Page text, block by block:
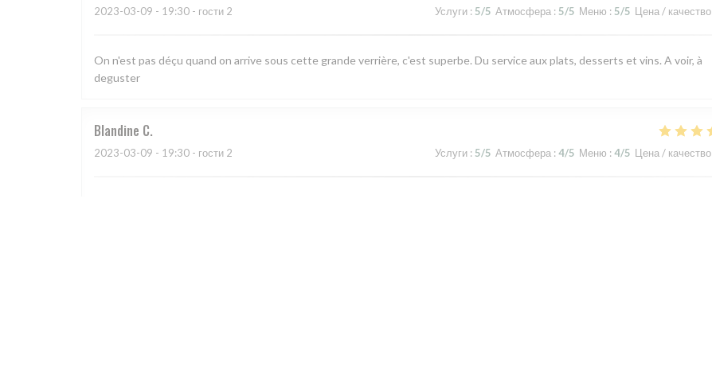
2023-03-09 - 19:30 - гости 2 Услуги : 5/5 Атмосфера : 5/5 Меню : 5/5 Цена / качество
On n'est pas déçu quand on arrive sous cette grande verrière, c'est superbe. Du service aux plats, desserts et vins. A voir, à
deguster
Blandine C
2023-03-09 - 19:30 - гости 2 Услуги : 5/5 Атмосфера : 4/5 Меню : 4/5 Цена / качество